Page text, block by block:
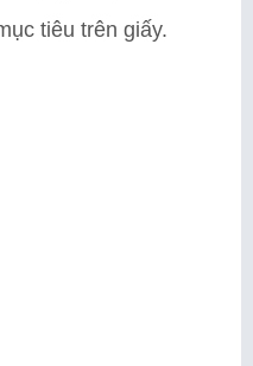
tiêu trên giấy.